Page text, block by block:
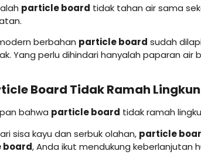
particle board tidak tahan air sama
berbahan particle board sudah
Yang perlu dihindari hanyalah paparan
Board Tidak Ramah
bahwa particle board tidak ramah
sisa kayu dan serbuk olahan, particle
board, Anda ikut mendukung keberlanjutan